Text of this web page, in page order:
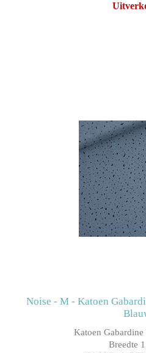
Noise - M - Katoen
Katoen
Breedte